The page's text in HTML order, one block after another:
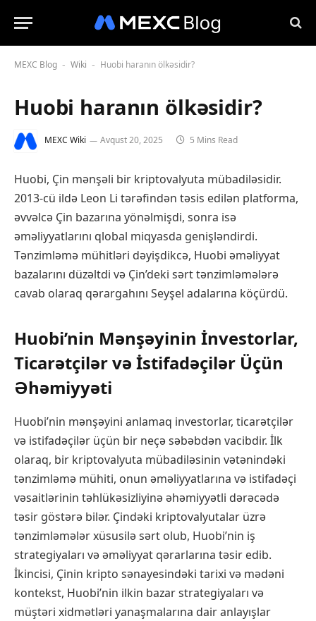
MEXC Blog - Wiki - Huobi haranın ölkəsidir?
Huobi haranın ölkəsidir?
MEXC Wiki Avqust 20, 2025 5 Mins Read
Huobi, Çin mənşəli bir kriptovalyuta mübadiləsidir.
2013-cü ildə Leon Li tərəfindən təsis edilən platforma,
əvvəlcə Çin bazarına yönəlmişdi, sonra isə
əməliyyatlarını qlobal miqyasda genişləndirdi.
Tənzimləmə mühitləri dəyişdikcə, Huobi əməliyyat
bazalarını düzəltdi və Çin’deki sərt tənzimləmələrə
cavab olaraq qərargahını Seyşel adalarına köçürdü.
Huobi’nin Mənşəyinin İnvestorlar,
Ticarətçilər və İstifadəçilər Üçün
Əhəmiyyəti
Huobi’nin mənşəyini anlamaq investorlar, ticarətçilər
və istifadəçilər üçün bir neçə səbəbdən vacibdir. İlk
olaraq, bir kriptovalyuta mübadiləsinin vətənindəki
tənzimləmə mühiti, onun əməliyyatlarına və istifadəçi
vəsaitlərinin təhlükəsizliyinə əhəmiyyətli dərəcədə
təsir göstərə bilər. Çindəki kriptovalyutalar üzrə
tənzimləmələr xüsusilə sərt olub, Huobi’nin iş
strategiyaları və əməliyyat qərarlarına təsir edib.
İkincisi, Çinin kripto sənayesindəki tarixi və mədəni
kontekst, Huobi’nin ilkin bazar strategiyaları və
müştəri xidmətləri yanaşmalarına dair anlayışlar